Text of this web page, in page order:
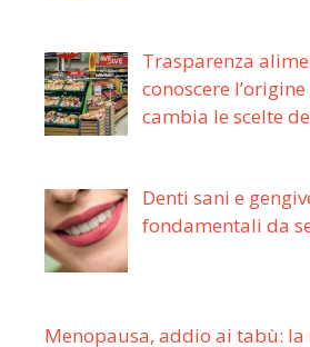
Trasparenza
conoscere
cambia le scelte
Denti sani e
fondamentali da
Menopausa, addio ai tabù: la